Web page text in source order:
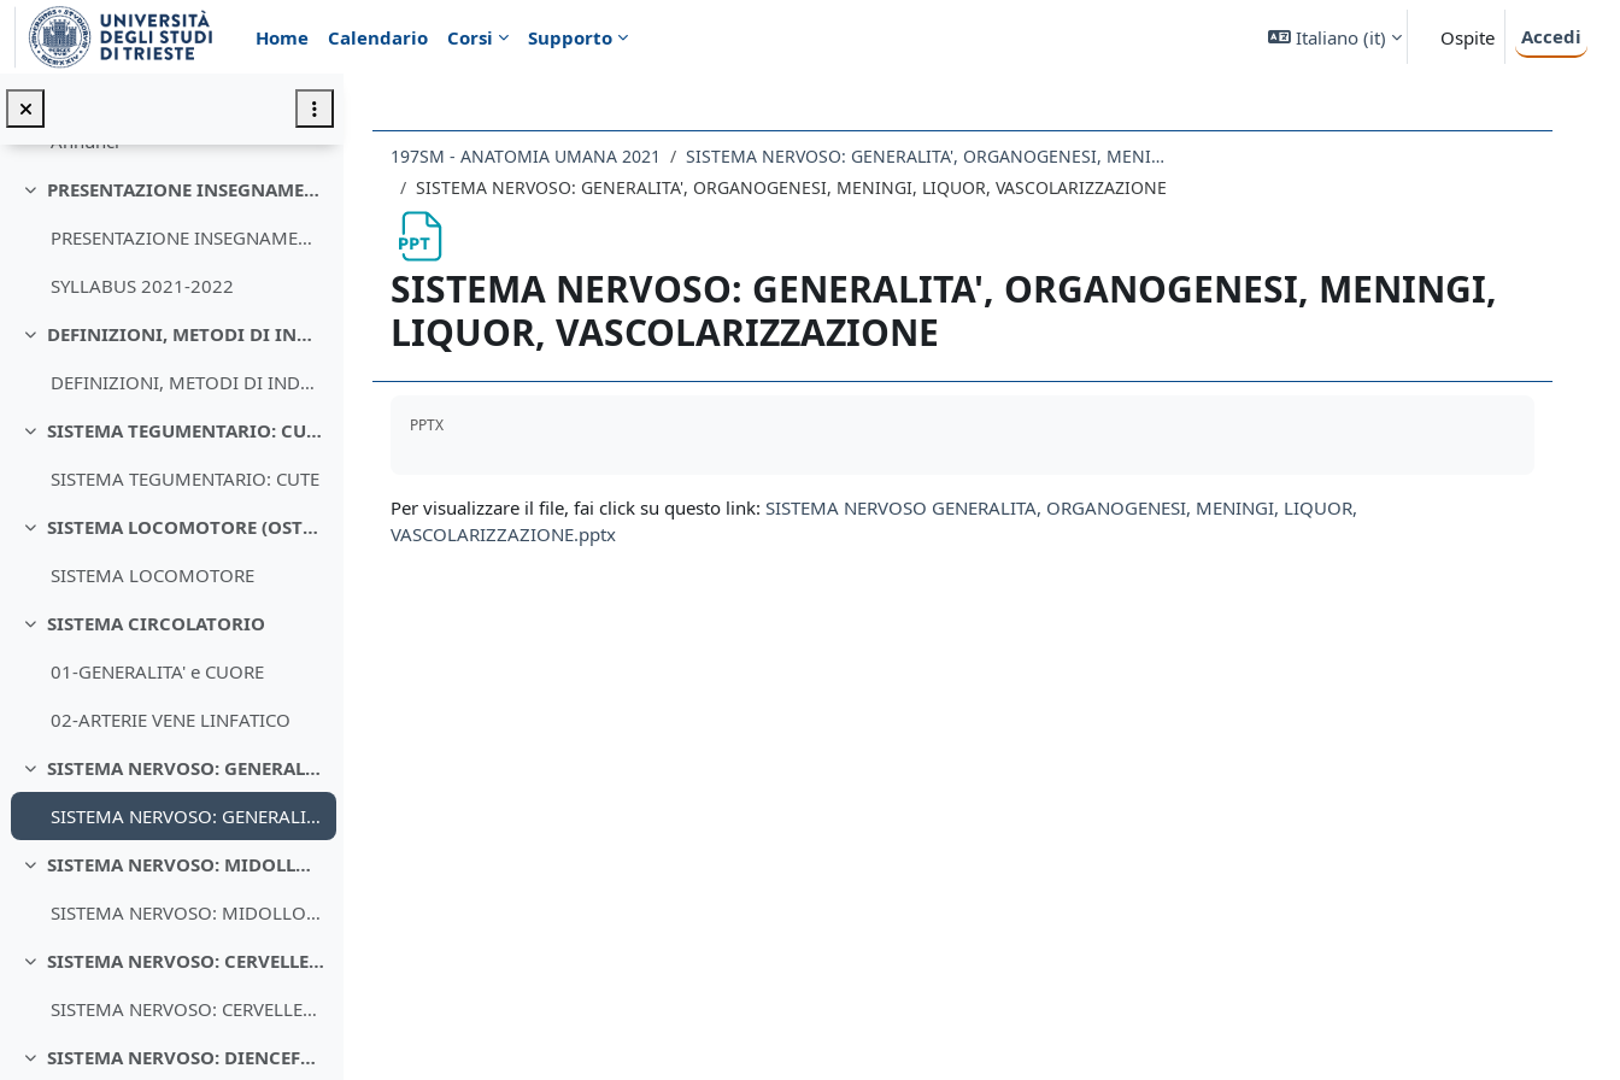
Vai al contenuto principale
Home
Calendario Corsi Supporto Italiano ‎(it)‎ Ospite Accedi
Minimizza
Annunci
Minimizza
PRESENTAZIONE INSEGNAMENTO DI ANATOMIA UMANA - SYLLABUS
PRESENTAZIONE INSEGNAMENTO
SYLLABUS 2021-2022
Minimizza
DEFINIZIONI, METODI DI INDAGINE E NOMENCLATURA ANATOMICA
DEFINIZIONI, METODI DI INDAGINE E NOMENCLATURA ANATOMICA
Minimizza
SISTEMA TEGUMENTARIO: CUTE
SISTEMA TEGUMENTARIO: CUTE
Minimizza
SISTEMA LOCOMOTORE (OSTEO-ARTRO-MUSCOLARE)
SISTEMA LOCOMOTORE
Minimizza
SISTEMA CIRCOLATORIO
01-GENERALITA' e CUORE
02-ARTERIE VENE LINFATICO
Minimizza
SISTEMA NERVOSO: GENERALITA', ORGANOGENESI, MENINGI, LIQUOR, VASCOLARIZZAZIONE
SISTEMA NERVOSO: GENERALITA', ORGANOGENESI, MENINGI, LIQUOR, VASCOLARIZZAZIONE
Minimizza
SISTEMA NERVOSO: MIDOLLO SPINALE e TRONCO ENCEFALICO
SISTEMA NERVOSO: MIDOLLO SPINALE e TRONCO ENCEFALICO
Minimizza
SISTEMA NERVOSO: CERVELLETTO
SISTEMA NERVOSO: CERVELLETTO
Minimizza SISTEMA NERVOSO: DIENCEFALO e ORGANIZZAZIONE DEL SISTEMA NERVOSO AUTONOMO
197SM - ANATOMIA UMANA 2021
SISTEMA NERVOSO: GENERALITA', ORGANOGENESI, MENINGI, LIQUOR, VASCOLARIZZAZIONE
SISTEMA NERVOSO: GENERALITA', ORGANOGENESI, MENINGI, LIQUOR, VASCOLARIZZAZIONE
SISTEMA NERVOSO: GENERALITA', ORGANOGENESI, MENINGI,
LIQUOR, VASCOLARIZZAZIONE
PPTX
Per visualizzare il file, fai click su questo link: SISTEMA NERVOSO GENERALITA, ORGANOGENESI, MENINGI, LIQUOR,
VASCOLARIZZAZIONE.pptx